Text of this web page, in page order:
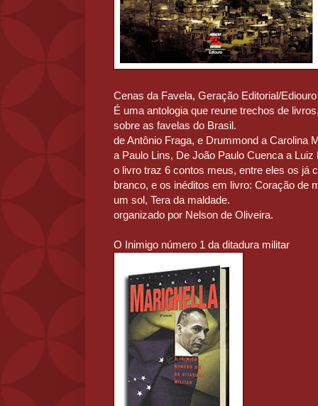
Cenas da Favela, Geração Editorial/Ediouro
É uma antologia que reune trechos de
sobre as favelas do Brasil.
de Antônio Fraga, e Drummond a Carolina
a Paulo Lins, De João Paulo Cuenca a Luiz
o livro traz 6 contos meus, entre eles os já
branco, e os inéditos em livro: Coração de
um sol, Tera da maldade.
organizado por Nelson de Oliveira.
O Inimigo número 1 da ditadura militar